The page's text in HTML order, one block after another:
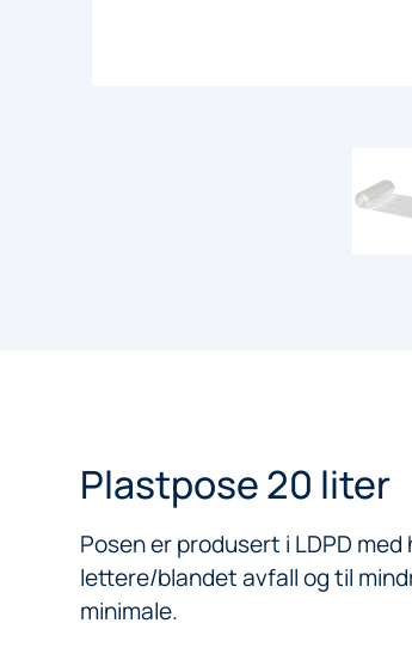
Plastpose 20 liter
Posen er produsert i LDPD
lettere/blandet avfall og til
minimale.